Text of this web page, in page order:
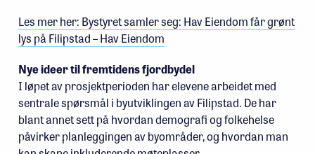
Les mer her: Bystyret samler seg: Hav Eiendom får grønt
lys på Filipstad – Hav Eiendom
Nye ideer til fremtidens fjordbydel
I løpet av prosjektperioden har elevene arbeidet med
sentrale spørsmål i byutviklingen av Filipstad. De har
blant annet sett på hvordan demografi og folkehelse
påvirker planleggingen av byområder, og hvordan man